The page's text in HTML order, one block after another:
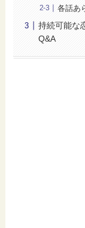
各話あ
持続可能な
Q&A